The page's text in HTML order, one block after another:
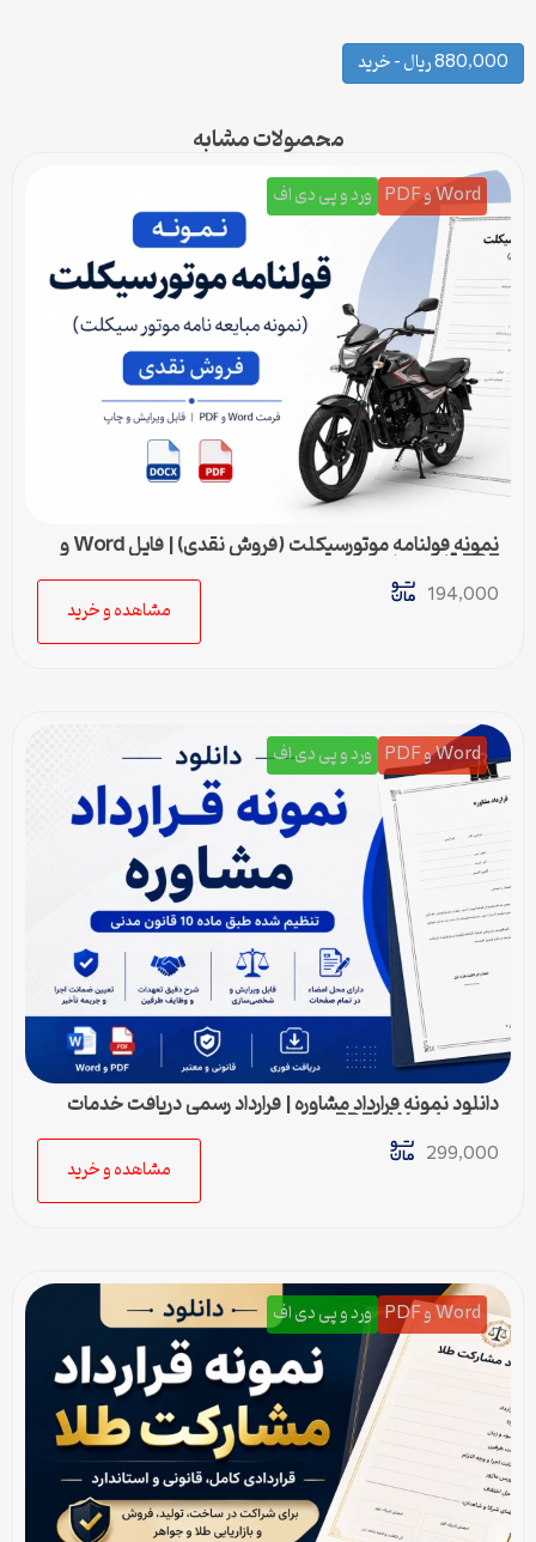
880,000 ریال – خرید
محصولات مشابه
Word و PDF ورد و پی دی اف
نمونه قولنامه موتورسیکلت (فروش نقدی) | فایل Word و
PDF قابل ویرایش
194,000
مشاهده و خرید
Word و PDF ورد و پی دی اف
دانلود نمونه قرارداد مشاوره | قرارداد رسمی دریافت خدمات
مشاوره Word و PDF
299,000
مشاهده و خرید
Word و PDF ورد و پی دی اف